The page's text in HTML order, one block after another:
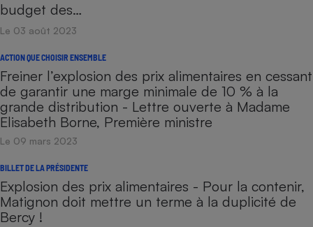
budget des…
Le 03 août 2023
ACTION QUE CHOISIR ENSEMBLE
Freiner l’explosion des prix alimentaires en cessant
de garantir une marge minimale de 10 % à la
grande distribution - Lettre ouverte à Madame
Elisabeth Borne, Première ministre
Le 09 mars 2023
BILLET DE LA PRÉSIDENTE
Explosion des prix alimentaires - Pour la contenir,
Matignon doit mettre un terme à la duplicité de
Bercy !